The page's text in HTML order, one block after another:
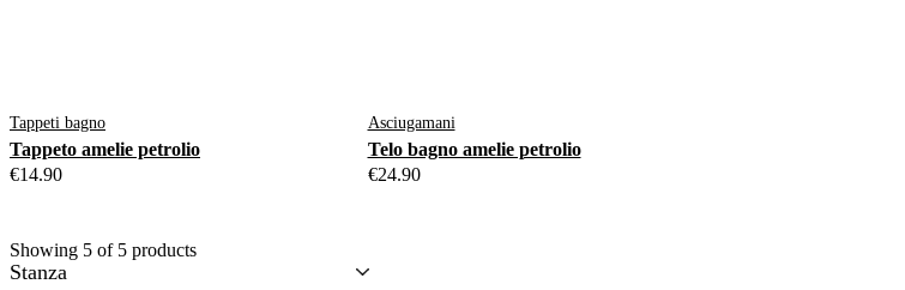
Tappeti bagno
Tappeto amelie petrolio
€14.90
Asciugamani
Telo bagno amelie petrolio
€24.90
Showing 5 of 5 products
Stanza